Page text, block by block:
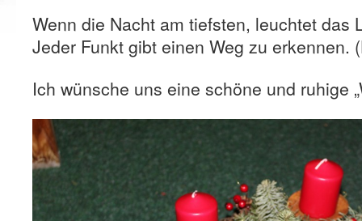
Wenn die Nacht am tiefsten, leuchtet das
Jeder Funkt gibt einen Weg zu erkennen.
Ich wünsche uns eine schöne und ruhige